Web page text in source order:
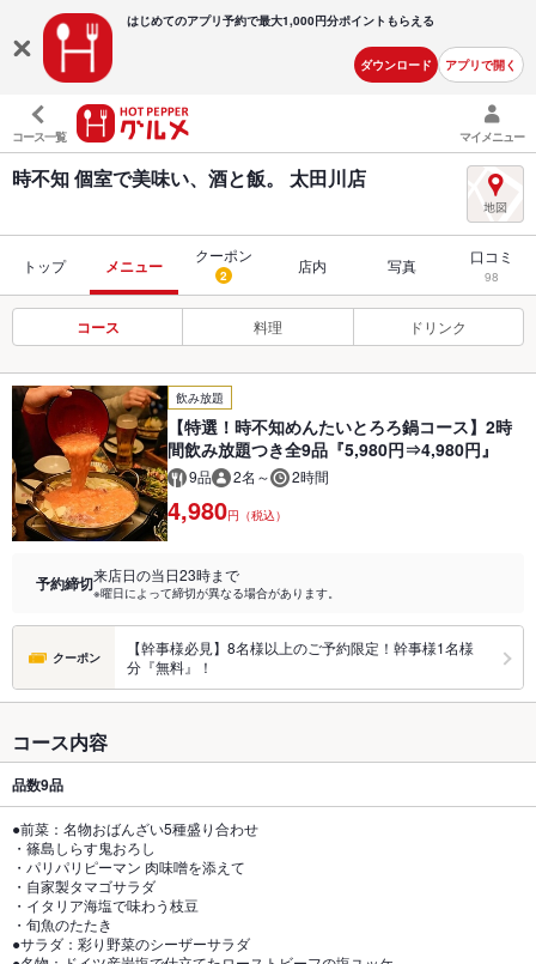
はじめてのアプリ予約で最大1,000円分ポイントもらえる
ダウンロード アプリで開く
コース一覧 マイメニュー
時不知 個室で美味い、酒と飯。 太田川店
トップ メニュー
クーポン
2 店内 写真 口コミ
98
コース 料理 ドリンク
飲み放題
【特選！時不知めんたいとろろ鍋コース】2時
間飲み放題つき全9品『5,980円⇒4,980円』
9品 2名～ 2時間
4,980円（税込）
予約締切来店日の当日23時まで
※曜日によって締切が異なる場合があります。
クーポン
【幹事様必見】8名様以上のご予約限定！幹事様1名様
分『無料』！
コース内容
品数9品
●前菜：名物おばんざい5種盛り合わせ
・篠島しらす鬼おろし
・パリパリピーマン 肉味噌を添えて
・自家製タマゴサラダ
・イタリア海塩で味わう枝豆
・旬魚のたたき
●サラダ：彩り野菜のシーザーサラダ